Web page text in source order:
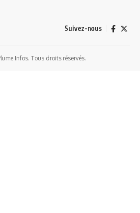
Suivez-nous
Infos. Tous droits réservés.